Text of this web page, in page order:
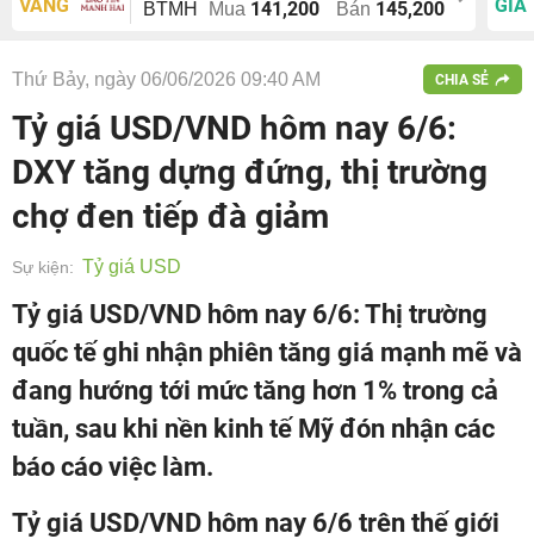
VÀNG
BTMH Mua 141,200 Bán 145,200
GIÁ
Thứ Bảy, ngày 06/06/2026 09:40 AM CHIA SẺ
Tỷ giá USD/VND hôm nay 6/6:
DXY tăng dựng đứng, thị trường
chợ đen tiếp đà giảm
Sự kiện: Tỷ giá USD
Tỷ giá USD/VND hôm nay 6/6: Thị trường
quốc tế ghi nhận phiên tăng giá mạnh mẽ và
đang hướng tới mức tăng hơn 1% trong cả
tuần, sau khi nền kinh tế Mỹ đón nhận các
báo cáo việc làm.
Tỷ giá USD/VND hôm nay 6/6 trên thế giới